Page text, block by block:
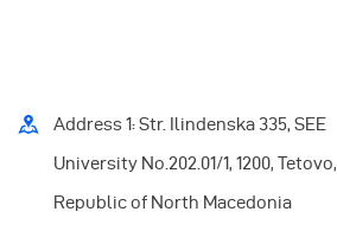
Address 1: Str. Ilindenska 335, SEE
University No.202.01/1, 1200, Tetovo,
Republic of North Macedonia